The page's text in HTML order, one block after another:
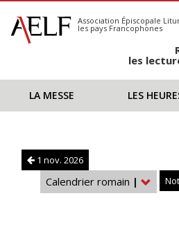
S'abonner
Calendrier
Association Épiscopale
les pays Francophones
les
LA MESSE LES
1 nov. 2026
Calendrier romain |